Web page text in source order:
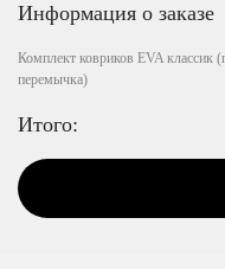
Информация о заказе
Комплект ковриков EVA классик
перемычка)
Итого: